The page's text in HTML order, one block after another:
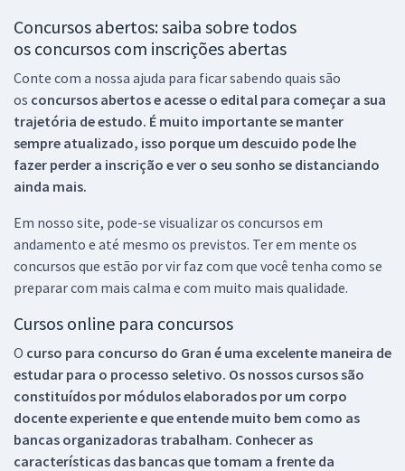
Concursos abertos: saiba sobre todos
os concursos com inscrições abertas
Conte com a nossa ajuda para ficar sabendo quais são
os concursos abertos e acesse o edital para começar a sua
trajetória de estudo. É muito importante se manter
sempre atualizado, isso porque um descuido pode lhe
fazer perder a inscrição e ver o seu sonho se distanciando
ainda mais.
Em nosso site, pode-se visualizar os concursos em
andamento e até mesmo os previstos. Ter em mente os
concursos que estão por vir faz com que você tenha como se
preparar com mais calma e com muito mais qualidade.
Cursos online para concursos
O curso para concurso do Gran é uma excelente maneira de
estudar para o processo seletivo. Os nossos cursos são
constituídos por módulos elaborados por um corpo
docente experiente e que entende muito bem como as
bancas organizadoras trabalham. Conhecer as
características das bancas que tomam a frente da